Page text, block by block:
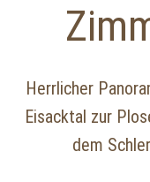
Herrlicher
Eisacktal zur
dem